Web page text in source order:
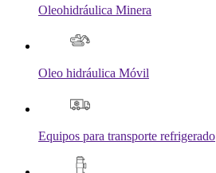
Oleohidráulica Minera
Oleo hidráulica Móvil
Equipos para transporte refrigerado